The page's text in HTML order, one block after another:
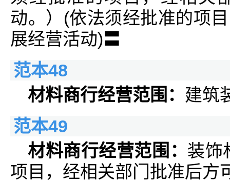
动。）(依法须经批准的项
展经营活动)〓
范本48
材料商行经营范围： 建筑
范本49
材料商行经营范围： 装饰
项目，经相关部门批准后方